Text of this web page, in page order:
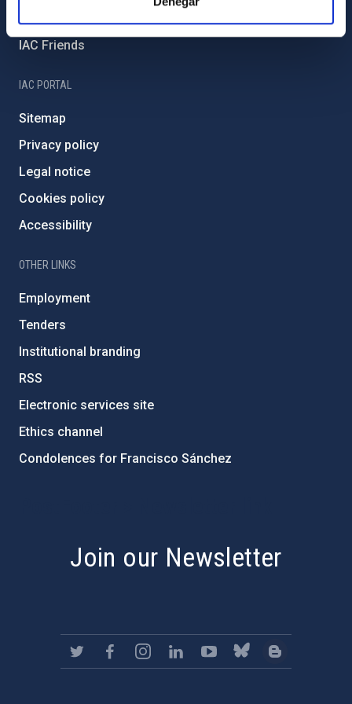
Severo Ochoa Programme
IAC Friends
IAC PORTAL
Sitemap
Privacy policy
Legal notice
Cookies policy
Accessibility
OTHER LINKS
Employment
Tenders
Institutional branding
RSS
Electronic services site
Ethics channel
Condolences for Francisco Sánchez
Join our Newsletter